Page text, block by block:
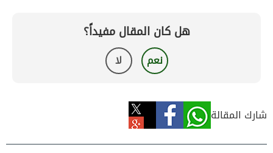
هل كان المقال مفيداً؟
نعم لا
شارك المقالة